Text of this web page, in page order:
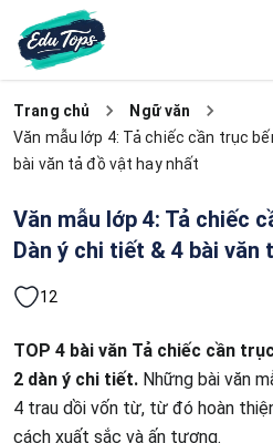
Trang chủ
Ngữ văn
Văn mẫu lớp 4: Tả chiếc cần trục
bài văn tả đồ vật hay nhất
Văn mẫu lớp 4: Tả chiếc
Dàn ý chi tiết & 4 bài văn
12
TOP 4 bài văn Tả chiếc cần
2 dàn ý chi tiết. Những bài văn
4 trau dồi vốn từ, từ đó hoàn
cách xuất sắc và ấn tượng.